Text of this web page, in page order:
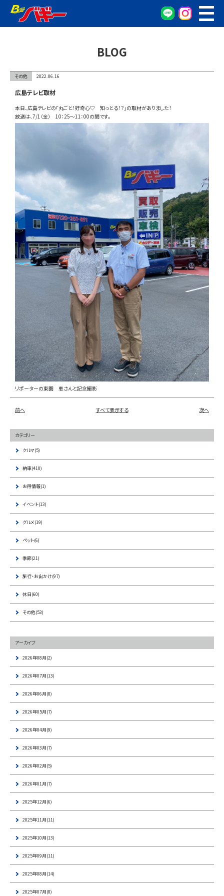
WEB予約
無料査定窓口
車両検索
カンタン査定
グーネット在庫確認
会社概要
お問い合わせ
Instagram
BLOG
その他 2022.06.16
広島テレビ取材
本日、広島テレビの「丸ごと！好奇心♡ 知っとる！？」の取材がありました！
放送は、7/1（金） 10：25～11：00の間です。
リポーターの東園 恵さんと記念撮影
前へ すべて表示する 次へ
カテゴリー
クルマ(5)
納車(410)
お得情報(1)
イベント(13)
グルメ(19)
ペット(6)
季節(21)
旅行・お出かけ(97)
休日(60)
その他(53)
アーカイブ
2026年08月(2)
2026年07月(13)
2026年06月(8)
2026年05月(7)
2026年04月(9)
2026年03月(7)
2026年02月(5)
2026年01月(7)
2025年12月(6)
2025年11月(11)
2025年10月(13)
2025年09月(11)
2025年08月(14)
2025年07月(8)